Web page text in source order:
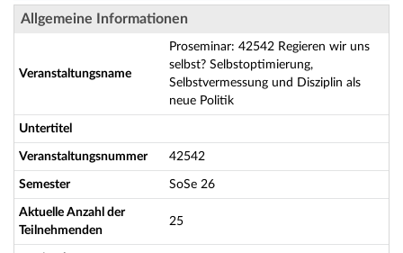
Allgemeine Informationen
Veranstaltungsname
Proseminar: 42542 Regieren wir uns
selbst? Selbstoptimierung,
Selbstvermessung und Disziplin als
neue Politik
Untertitel
Veranstaltungsnummer 42542
Semester SoSe 26
Aktuelle Anzahl der
Teilnehmenden
25